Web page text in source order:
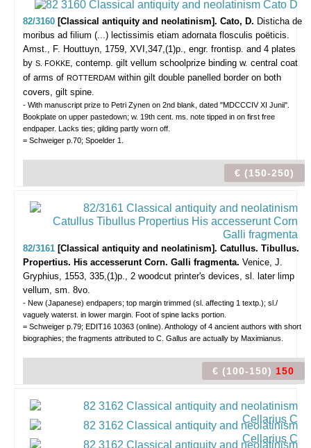
82/3160 [Classical antiquity and neolatinism]. Cato, D. Disticha de
moribus ad filium (...) lectissimis etiam adornata flosculis poëticis.
Amst., F. Houttuyn, 1759, XVI,347,(1)p., engr. frontisp. and 4 plates
by S. FOKKE, contemp. gilt vellum schoolprize binding w. central coat
of arms of ROTTERDAM within gilt double panelled border on both
covers, gilt spine.
- With manuscript prize to Petri Zynen on 2nd blank, dated "MDCCCIV XI Junii".
Bookplate on upper pastedown; w. 19th cent. ms. note tipped in on first free
endpaper. Lacks ties; gilding partly worn off.
= Schweiger p.70; Spoelder 1.
€ (150-250)
82/3161 [Classical antiquity and neolatinism]. Catullus. Tibullus.
Propertius. His accesserunt Corn. Galli fragmenta. Venice, J.
Gryphius, 1553, 335,(1)p., 2 woodcut printer's devices, sl. later limp
vellum, sm. 8vo.
- New (Japanese) endpapers; top margin trimmed (sl. affecting 1 textp.); sl./
vaguely waterst. in lower margin. Foot of spine lacks portion.
= Schweiger p.79; EDIT16 10363 (online). Anthology of 4 ancient authors with short
biographies; the fragments attributed to C. Gallus are actually by Maximianus.
€ (100-150) 150